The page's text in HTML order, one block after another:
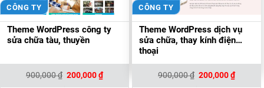
CÔNG TY
Theme WordPress công ty
sửa chữa tàu, thuyền
900,000₫ Giá
200,000₫Giá
hiện
CÔNG TY
Theme WordPress dịch vụ
sửa chữa, thay kính điện
thoại
900,000₫ Giá
200,000₫Giá
hiện